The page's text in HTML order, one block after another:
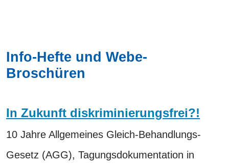
Info-Hefte und Webe-
Broschüren
In Zukunft diskriminierungsfrei?!
10 Jahre Allgemeines Gleich-Behandlungs-
Gesetz (AGG), Tagungsdokumentation in